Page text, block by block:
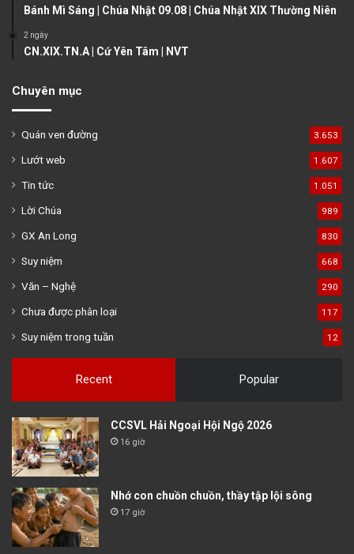
Bánh Mì Sáng | Chúa Nhật 09.08 | Chúa Nhật XIX Thường Niên
2 ngày
CN.XIX.TN.A | Cứ Yên Tâm | NVT
Chuyên mục
Quán ven đường 3.653
Lướt web 1.607
Tin tức 1.051
Lời Chúa 989
GX An Long 830
Suy niệm 668
Văn – Nghệ 290
Chưa được phân loại 117
Suy niệm trong tuần 12
Recent Popular
CCSVL Hải Ngoại Hội Ngộ 2026
16 giờ
Nhớ con chuồn chuồn, thầy tập lội sông
17 giờ